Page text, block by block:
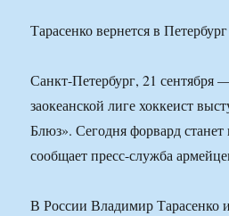
Тарасенко вернется в
Санкт-Петербург, 21
заокеанской лиге хоккеист
Блюз». Сегодня форвард
сообщает пресс-служба
В России Владимир Тарасенко